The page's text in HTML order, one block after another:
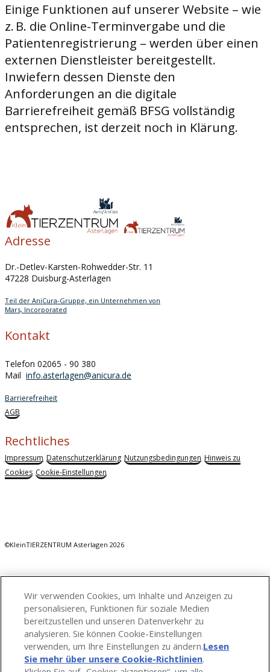
Einige Funktionen auf unserer Website – wie
z. B. die Online-Terminvergabe und die
Patientenregistrierung – werden über einen
externen Dienstleister bereitgestellt.
Inwiefern dessen Dienste den
Anforderungen an die digitale
Barrierefreiheit gemäß BFSG vollständig
entsprechen, ist derzeit noch in Klärung.
Adresse
Dr.-Detlev-Karsten-Rohwedder-Str. 11
47228 Duisburg-Asterlagen
Teil der AniCura-Gruppe, ein Unternehmen von
Mars, Incorporated
Kontakt
Telefon 02065 - 90 380
Mail info.asterlagen@anicura.de
Barrierefreiheit
AGB
Rechtliches
Impressum Datenschutzerklärung Nutzungsbedingungen Hinweis zu
Cookies Cookie-Einstellungen
©KleinTIERZENTRUM Asterlagen 2026
Wir verwenden Cookies, um Inhalte und Anzeigen zu
personalisieren, Funktionen für soziale Medien
bereitzustellen und unseren Datenverkehr zu
analysieren. Sie können Cookie-Einstellungen
verwenden, um Ihre Einstellungen zu ändern.Lesen
Sie mehr über unsere Cookie-Richtlinien(opens in
.